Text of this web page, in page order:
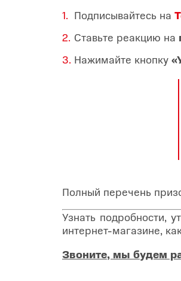
Подписывайтесь на
Ставьте реакцию на
Нажимайте кнопку
Полный перечень
Узнать подробности,
интернет-магазине,
Звоните, мы будем